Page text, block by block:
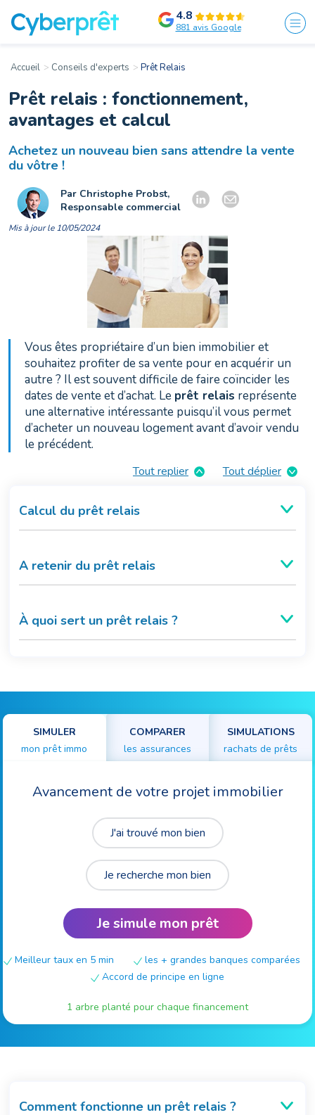
4.8
881 avis Google
Accueil Conseils d'experts Prêt Relais
Prêt relais : fonctionnement,
avantages et calcul
Achetez un nouveau bien sans attendre la vente
du vôtre !
Par Christophe Probst,
Responsable commercial
Mis à jour le 10/05/2024
Vous êtes propriétaire d’un bien immobilier et
souhaitez profiter de sa vente pour en acquérir un
autre ? Il est souvent difficile de faire coïncider les
dates de vente et d’achat. Le prêt relais représente
une alternative intéressante puisqu’il vous permet
d’acheter un nouveau logement avant d’avoir vendu
le précédent.
Tout déplier
Tout replier
Calcul du prêt relais
A retenir du prêt relais
À quoi sert un prêt relais ?
SIMULER
mon prêt immo
COMPARER
les assurances
SIMULATIONS
rachats de prêts
Avancement de votre projet immobilier
J'ai trouvé mon bien
Je recherche mon bien
Je simule mon prêt
Meilleur taux en 5 min
les + grandes banques comparées
Accord de principe en ligne
1 arbre planté pour chaque financement
Comment fonctionne un prêt relais ?